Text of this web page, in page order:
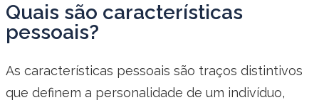
Quais são características
pessoais?
As características pessoais são traços distintivos
que definem a personalidade de um indivíduo,